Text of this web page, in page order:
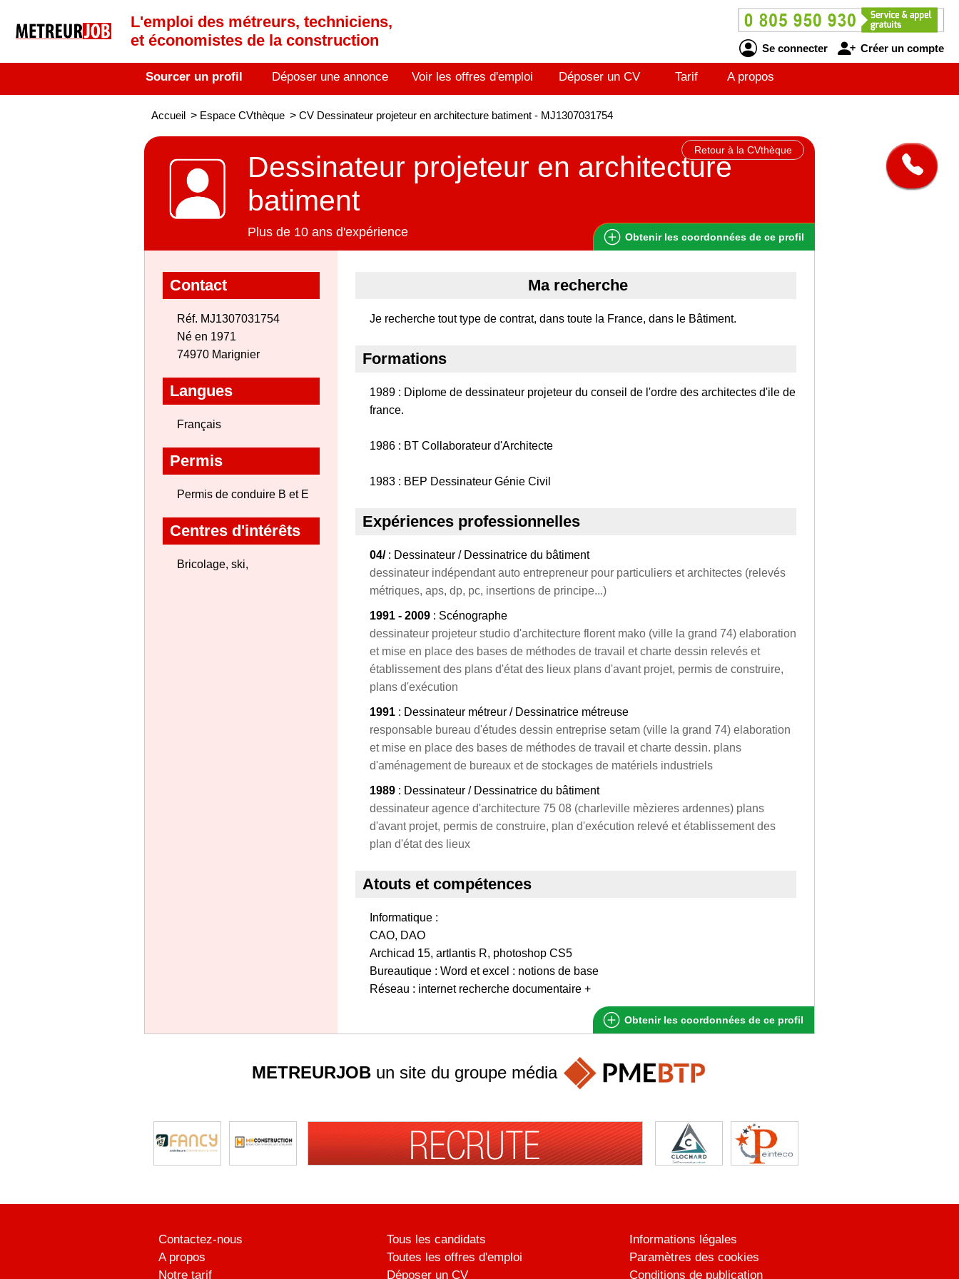
L'emploi des métreurs, techniciens,
et économistes de la construction
Se connecter Créer un compte
Sourcer un profil Déposer une annonce Voir les offres d'emploi Déposer un CV Tarif A propos
Accueil > Espace CVthèque > CV Dessinateur projeteur en architecture batiment - MJ1307031754
Retour à la CVthèque
Dessinateur projeteur en architecture
batiment
Plus de 10 ans d'expérience Obtenir les coordonnées de ce profil
Contact
Réf. MJ1307031754
Né en 1971
74970 Marignier
Langues
Français
Permis
Permis de conduire B et E
Centres d'intérêts
Bricolage, ski,
Ma recherche
Je recherche tout type de contrat, dans toute la France, dans le Bâtiment.
Formations
1989 : Diplome de dessinateur projeteur du conseil de l'ordre des architectes d'ile de
france.
1986 : BT Collaborateur d'Architecte
1983 : BEP Dessinateur Génie Civil
Expériences professionnelles
04/: Dessinateur / Dessinatrice du bâtiment
dessinateur indépendant auto entrepreneur pour particuliers et architectes (relevés
métriques, aps, dp, pc, insertions de principe...)
1991 - 2009 : Scénographe
dessinateur projeteur studio d'architecture florent mako (ville la grand 74) elaboration
et mise en place des bases de méthodes de travail et charte dessin relevés et
établissement des plans d'état des lieux plans d'avant projet, permis de construire,
plans d'exécution
1991 : Dessinateur métreur / Dessinatrice métreuse
responsable bureau d'études dessin entreprise setam (ville la grand 74) elaboration
et mise en place des bases de méthodes de travail et charte dessin. plans
d'aménagement de bureaux et de stockages de matériels industriels
1989 : Dessinateur / Dessinatrice du bâtiment
dessinateur agence d'architecture 75 08 (charleville mèzieres ardennes) plans
d'avant projet, permis de construire, plan d'exécution relevé et établissement des
plan d'état des lieux
Atouts et compétences
Informatique :
CAO, DAO
Archicad 15, artlantis R, photoshop CS5
Bureautique : Word et excel : notions de base
Réseau : internet recherche documentaire +
Obtenir les coordonnées de ce profil
METREURJOB un site du groupe média
Contactez-nous
A propos
Notre tarif
Tous les candidats
Toutes les offres d'emploi
Déposer un CV
Informations légales
Paramètres des cookies
Conditions de publication